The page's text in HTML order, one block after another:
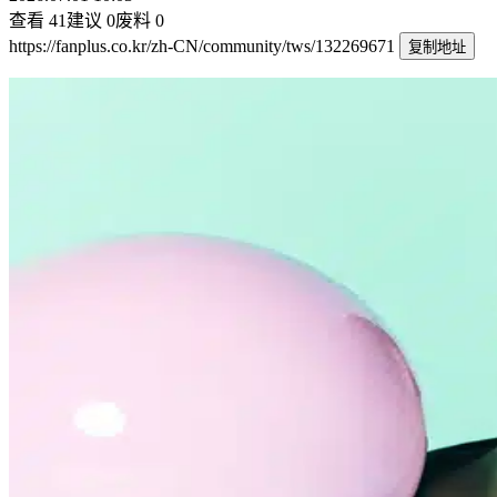
查看 41 建议 0废料 0
https://fanplus.co.kr/zh-CN/community/tws/132269671
复制地址